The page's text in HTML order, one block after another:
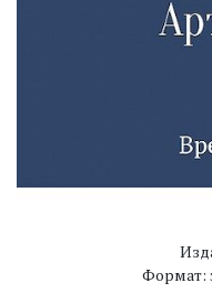
Формат: